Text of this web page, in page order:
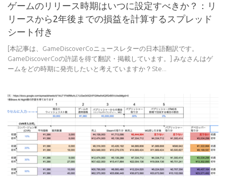
ゲームのリリース時期はいつに設定すべきか？：リ
リースから2年後までの損益を計算するスプレッド
シート付き
[本記事は、GameDiscoverCoニュースレターの日本語翻訳です。
GameDiscoverCoの許諾を得て翻訳・掲載しています。] みなさんはゲ
ームをどの時期に発売したいと考えていますか？Ste...